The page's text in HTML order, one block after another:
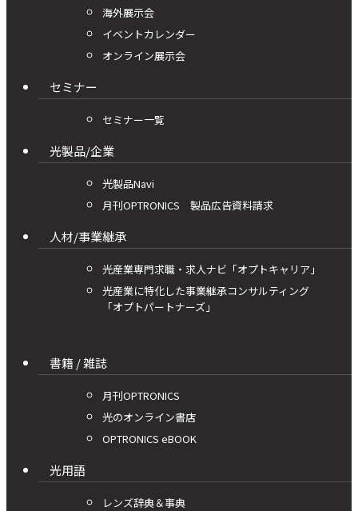
海外展示会
イベントカレンダー
オンライン展示会
セミナー
セミナー一覧
光製品/企業
光製品Navi
月刊OPTRONICS 製品広告資料請求
人材/事業継承
光産業専門求職・求人ナビ「オプトキャリア」
光産業に特化した事業継承コンサルティング
「オプトパートナーズ」
書籍 / 雑誌
月刊OPTRONICS
光のオンライン書店
OPTRONICS eBOOK
光用語
レンズ辞典＆事典